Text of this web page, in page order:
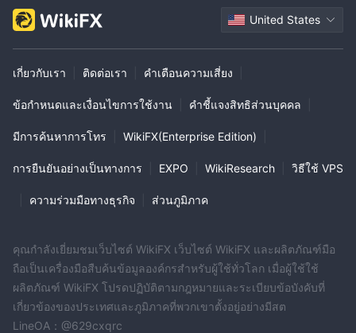
United States
เกี่ยวกับเรา ติดต่อเรา คำเตือนความเสี่ยง
ข้อกำหนดและเงื่อนไขการใช้งาน คำชี้แจงสิทธิส่วนบุคคล
มีการค้นหาการโทร WikiFX(Enterprise Edition)
การยืนยันอย่างเป็นทางการ EXPO WikiResearch วิธีใช้ VPS
ความร่วมมือทางธุรกิจ ส่วนภูมิภาค
คุณกำลังเยี่ยมชมเว็บไซต์ WikiFX เว็บไซต์ WikiFX และผลิตภัณฑ์มือ
ถือเป็นเครื่องมือสืบค้นข้อมูลองค์กรสำหรับผู้ใช้ทั่วโลก เมื่อผู้ใช้ใช้
ผลิตภัณฑ์ WikiFX โปรดปฏิบัติตามกฎหมายและระเบียบข้อบังคับที่
เกี่ยวข้องของประเทศและภูมิภาคที่พวกเขาตั้งอยู่อย่างมีสต
LineOA：@629cxqrc